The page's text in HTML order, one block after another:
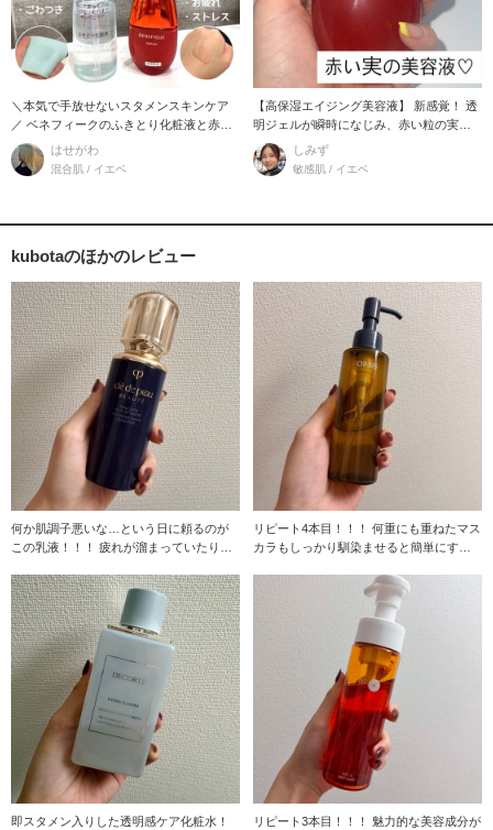
＼本気で手放せないスタメンスキンケア
／ ベネフィークのふきとり化粧液と赤い
実美容液の
はせがわ
混合肌 / イエベ
【高保湿エイジング美容液】 新感覚！ 透
明ジェルが瞬時になじみ、赤い粒の実が
時間差で浸透し
しみず
敏感肌 / イエベ
kubotaのほかのレビュー
何か肌調子悪いな…という日に頼るのが
この乳液！！！ 疲れが溜まっていたり、
リピート4本目！！！ 何重にも重ねたマス
カラもしっかり馴染ませると簡単にする
即スタメン入りした透明感ケア化粧水！
リピート3本目！！！ 魅力的な美容成分が